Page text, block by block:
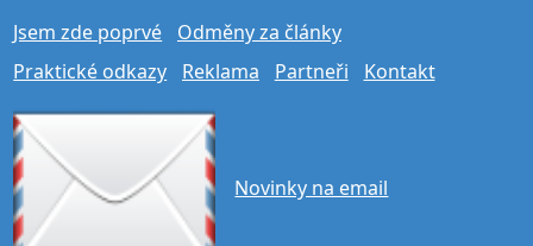
Jsem zde poprvé
Odměny za články
Praktické odkazy
Reklama Partneři Kontakt
Novinky na email